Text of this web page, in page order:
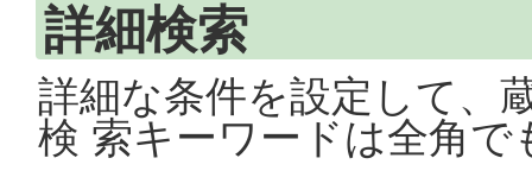
詳細検索
詳細な条件を設定して、
検 索キーワードは全角